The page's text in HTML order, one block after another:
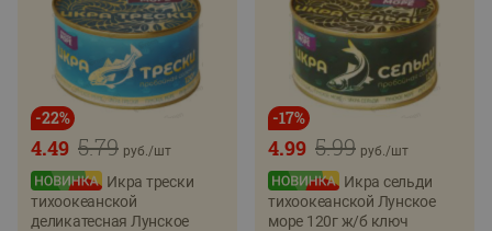
-22%
5.79
4.49 руб./шт
Икра трески
тихоокеанской
деликатесная Лунское
-17%
5.99
4.99 руб./шт
Икра сельди
тихоокеанской Лунское
море 120г ж/б ключ